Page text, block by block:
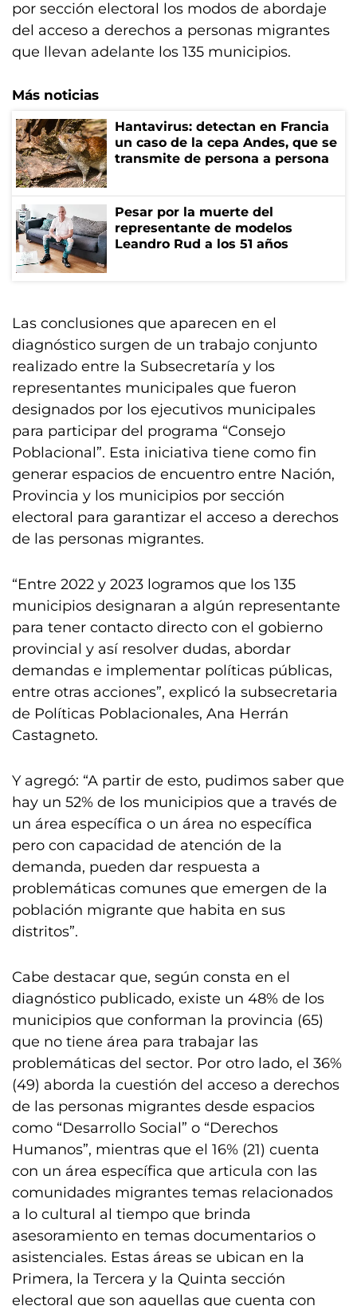
por sección electoral los modos de abordaje
del acceso a derechos a personas migrantes
que llevan adelante los 135 municipios.
Más noticias
Hantavirus: detectan en Francia
un caso de la cepa Andes, que se
transmite de persona a persona
Pesar por la muerte del
representante de modelos
Leandro Rud a los 51 años
Las conclusiones que aparecen en el
diagnóstico surgen de un trabajo conjunto
realizado entre la Subsecretaría y los
representantes municipales que fueron
designados por los ejecutivos municipales
para participar del programa “Consejo
Poblacional”. Esta iniciativa tiene como fin
generar espacios de encuentro entre Nación,
Provincia y los municipios por sección
electoral para garantizar el acceso a derechos
de las personas migrantes.
“Entre 2022 y 2023 logramos que los 135
municipios designaran a algún representante
para tener contacto directo con el gobierno
provincial y así resolver dudas, abordar
demandas e implementar políticas públicas,
entre otras acciones”, explicó la subsecretaria
de Políticas Poblacionales, Ana Herrán
Castagneto.
Y agregó: “A partir de esto, pudimos saber que
hay un 52% de los municipios que a través de
un área específica o un área no específica
pero con capacidad de atención de la
demanda, pueden dar respuesta a
problemáticas comunes que emergen de la
población migrante que habita en sus
distritos”.
Cabe destacar que, según consta en el
diagnóstico publicado, existe un 48% de los
municipios que conforman la provincia (65)
que no tiene área para trabajar las
problemáticas del sector. Por otro lado, el 36%
(49) aborda la cuestión del acceso a derechos
de las personas migrantes desde espacios
como “Desarrollo Social” o “Derechos
Humanos”, mientras que el 16% (21) cuenta
con un área específica que articula con las
comunidades migrantes temas relacionados
a lo cultural al tiempo que brinda
asesoramiento en temas documentarios o
asistenciales. Estas áreas se ubican en la
Primera, la Tercera y la Quinta sección
electoral que son aquellas que cuenta con